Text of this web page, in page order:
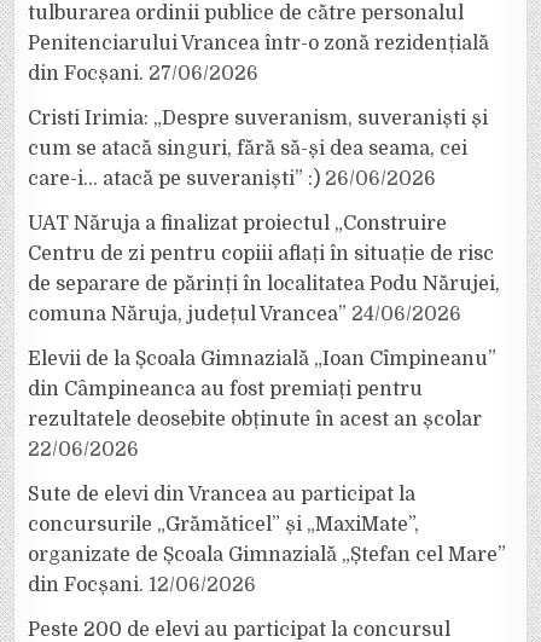
tulburarea ordinii publice de către personalul
Penitenciarului Vrancea într-o zonă rezidențială
din Focșani. 27/06/2026
Cristi Irimia: „Despre suveranism, suveraniști și
cum se atacă singuri, fără să-și dea seama, cei
care-i… atacă pe suveraniști” :) 26/06/2026
UAT Năruja a finalizat proiectul „Construire
Centru de zi pentru copiii aflați în situație de risc
de separare de părinți în localitatea Podu Nărujei,
comuna Năruja, județul Vrancea” 24/06/2026
Elevii de la Școala Gimnazială „Ioan Cîmpineanu”
din Câmpineanca au fost premiați pentru
rezultatele deosebite obținute în acest an școlar
22/06/2026
Sute de elevi din Vrancea au participat la
concursurile „Grămăticel” și „MaxiMate”,
organizate de Școala Gimnazială „Ștefan cel Mare”
din Focșani. 12/06/2026
Peste 200 de elevi au participat la concursul